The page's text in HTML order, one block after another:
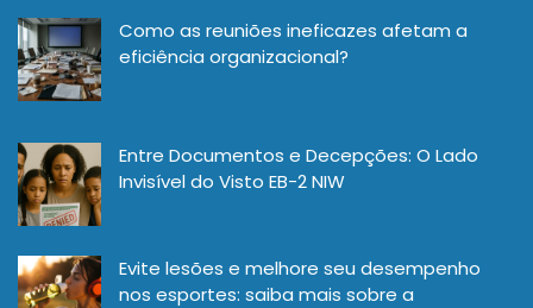
Como as reuniões ineficazes afetam a
eficiência organizacional?
Entre Documentos e Decepções: O Lado
Invisível do Visto EB-2 NIW
Evite lesões e melhore seu desempenho
nos esportes: saiba mais sobre a